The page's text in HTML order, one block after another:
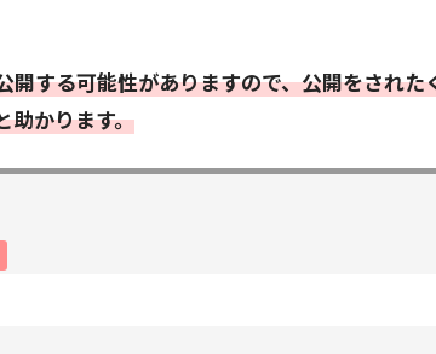
開する可能性がありますので、公開をされた
助かります。